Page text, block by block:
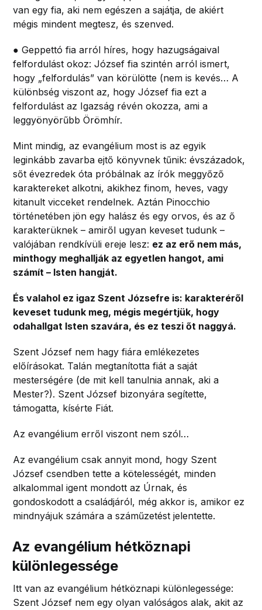
van egy fia, aki nem egészen a sajátja, de akiért
mégis mindent megtesz, és szenved.
● Geppettó fia arról híres, hogy hazugságaival
felfordulást okoz: József fia szintén arról ismert,
hogy „felfordulás” van körülötte (nem is kevés… A
különbség viszont az, hogy József fia ezt a
felfordulást az Igazság révén okozza, ami a
leggyönyörűbb Örömhír.
Mint mindig, az evangélium most is az egyik
leginkább zavarba ejtő könyvnek tűnik: évszázadok,
sőt évezredek óta próbálnak az írók meggyőző
karaktereket alkotni, akikhez finom, heves, vagy
kitanult vicceket rendelnek. Aztán Pinocchio
történetében jön egy halász és egy orvos, és az ő
karakterüknek – amiről ugyan keveset tudunk –
valójában rendkívüli ereje lesz: ez az erő nem más,
minthogy meghallják az egyetlen hangot, ami
számít – Isten hangját.
És valahol ez igaz Szent Józsefre is: karakteréről
keveset tudunk meg, mégis megértjük, hogy
odahallgat Isten szavára, és ez teszi őt naggyá.
Szent József nem hagy fiára emlékezetes
előírásokat. Talán megtanította fiát a saját
mesterségére (de mit kell tanulnia annak, aki a
Mester?). Szent József bizonyára segítette,
támogatta, kísérte Fiát.
Az evangélium erről viszont nem szól…
Az evangélium csak annyit mond, hogy Szent
József csendben tette a kötelességét, minden
alkalommal igent mondott az Úrnak, és
gondoskodott a családjáról, még akkor is, amikor ez
mindnyájuk számára a száműzetést jelentette.
Az evangélium hétköznapi
különlegessége
Itt van az evangélium hétköznapi különlegessége:
Szent József nem egy olyan valóságos alak, akit az